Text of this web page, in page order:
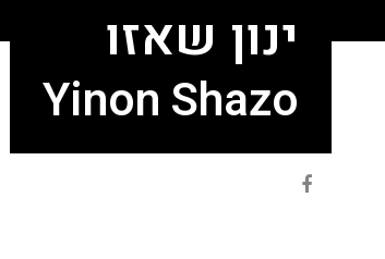
ינון שאזו
Yinon Shazo